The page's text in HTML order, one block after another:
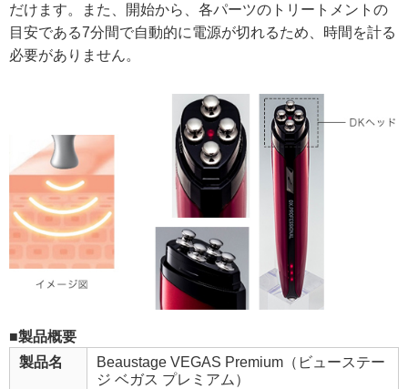
だけます。また、開始から、各パーツのトリートメントの
目安である7分間で自動的に電源が切れるため、時間を計る
必要がありません。
■製品概要
製品名
Beaustage VEGAS Premium（ビューステー
ジ ベガス プレミアム）